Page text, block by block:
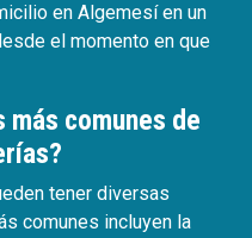
en Algemesí en un
el momento en que
más comunes de
tener diversas
comunes incluyen la